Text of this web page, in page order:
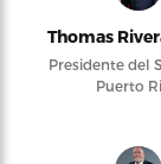
Thomas
Presidente del
Puerto